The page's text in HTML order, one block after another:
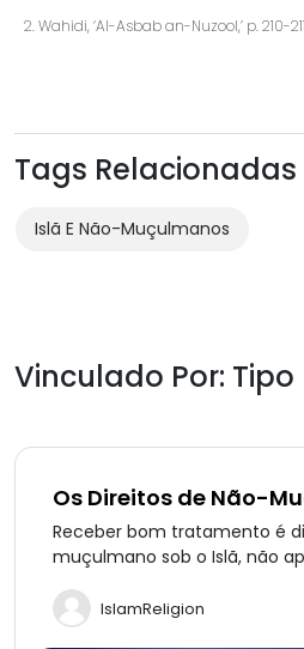
Wahidi, ‘Al-Asbab an-Nuzool,’ p. 210-211
Tags Relacionadas
Islã E Não-Muçulmanos
Vinculado Por: Tipo
Os Direitos de Não-
Islã (parte 11 de 13):
Receber bom tratamento é
muçulmano sob o Islã, não
IslamReligion